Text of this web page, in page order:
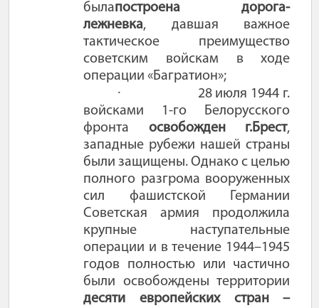
былапостроена дорога-
лежневка, давшая важное
тактическое преимущество
советским войскам в ходе
операции «Багратион»;
·
28 июля 1944 г.
войсками 1-го Белорусского
фронта освобожден г.Брест,
западные рубежи нашей страны
были защищены. Однако с целью
полного разгрома вооруженных
сил фашистской Германии
Советская армия продолжила
крупные наступательные
операции и в течение 1944–1945
годов полностью или частично
были освобождены территории
десяти европейских стран –